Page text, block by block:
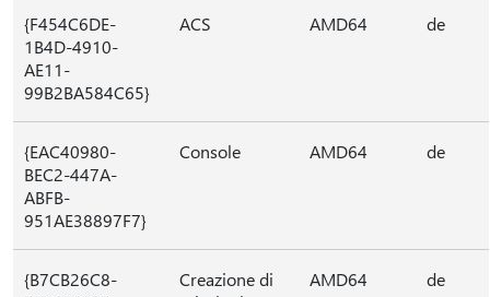
{F454C6DE-
1B4D-4910-
AE11-
99B2BA584C65}
ACS AMD64 de
{EAC40980-
BEC2-447A-
ABFB-
951AE38897F7}
Console AMD64 de
{B7CB26C8-
Creazione di
AMD64 de